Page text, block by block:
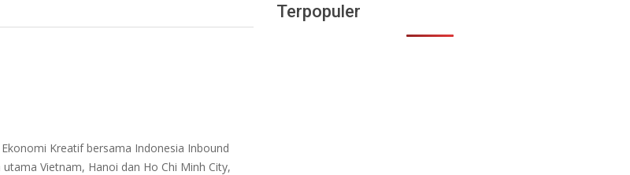
Kreatif bersama Indonesia Inbound
Vietnam, Hanoi dan Ho Chi Minh City,
Terpopuler